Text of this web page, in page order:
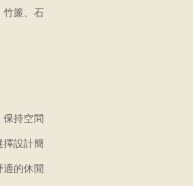
竹簾、石
保持空間
擇設計簡
適的休閒